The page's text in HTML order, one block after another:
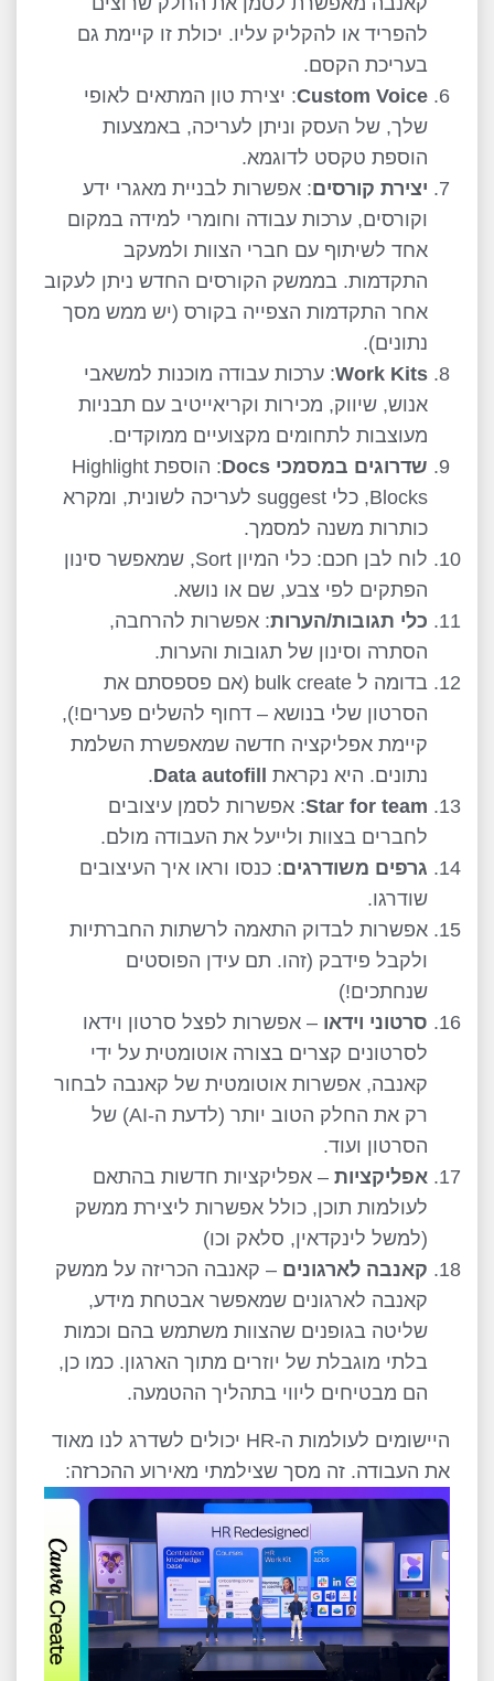
להפריד או להקליק עליו. יכולת זו קיימת גם
בעריכת הקסם.
Custom Voice: יצירת טון המתאים לאופי
שלך, של העסק וניתן לעריכה, באמצעות
הוספת טקסט לדוגמא.
יצירת קורסים: אפשרות לבניית מאגרי ידע
וקורסים, ערכות עבודה וחומרי למידה במקום
אחד לשיתוף עם חברי הצוות ולמעקב
התקדמות. בממשק הקורסים החדש ניתן לעקוב
אחר התקדמות הצפייה בקורס (יש ממש מסך
נתונים).
Work Kits: ערכות עבודה מוכנות למשאבי
אנוש, שיווק, מכירות וקריאייטיב עם תבניות
מעוצבות לתחומים מקצועיים ממוקדים.
שדרוגים במסמכי Docs
: הוספת Highlight
Blocks, כלי suggest לעריכה לשונית, ומקרא
כותרות משנה למסמך.
לוח לבן חכם: כלי המיון Sort, שמאפשר סינון
הפתקים לפי צבע, שם או נושא.
כלי תגובות/הערות: אפשרות להרחבה,
הסתרה וסינון של תגובות והערות.
בדומה ל bulk create (אם פספסתם את
הסרטון שלי בנושא – דחוף להשלים פערים!),
קיימת אפליקציה חדשה שמאפשרת השלמת
נתונים. היא נקראת
Data autofill
.
Star for team: אפשרות לסמן עיצובים
לחברים בצוות ולייעל את העבודה מולם.
גרפים משודרגים: כנסו וראו איך העיצובים
שודרגו.
אפשרות לבדוק התאמה לרשתות החברתיות
ולקבל פידבק (זהו. תם עידן הפוסטים
שנחתכים!)
סרטוני וידאו – אפשרות לפצל סרטון וידאו
לסרטונים קצרים בצורה אוטומטית על ידי
קאנבה, אפשרות אוטומטית של קאנבה לבחור
רק את החלק הטוב יותר (לדעת ה-AI) של
הסרטון ועוד.
אפליקציות – אפליקציות חדשות בהתאם
לעולמות תוכן, כולל אפשרות ליצירת ממשק
(למשל לינקדאין, סלאק וכו)
קאנבה לארגונים – קאנבה הכריזה על ממשק
קאנבה לארגונים שמאפשר אבטחת מידע,
שליטה בגופנים שהצוות משתמש בהם וכמות
בלתי מוגבלת של יוזרים מתוך הארגון. כמו כן,
הם מבטיחים ליווי בתהליך ההטמעה.
היישומים לעולמות ה-HR יכולים לשדרג לנו מאוד
את העבודה. זה מסך שצילמתי מאירוע ההכרזה: